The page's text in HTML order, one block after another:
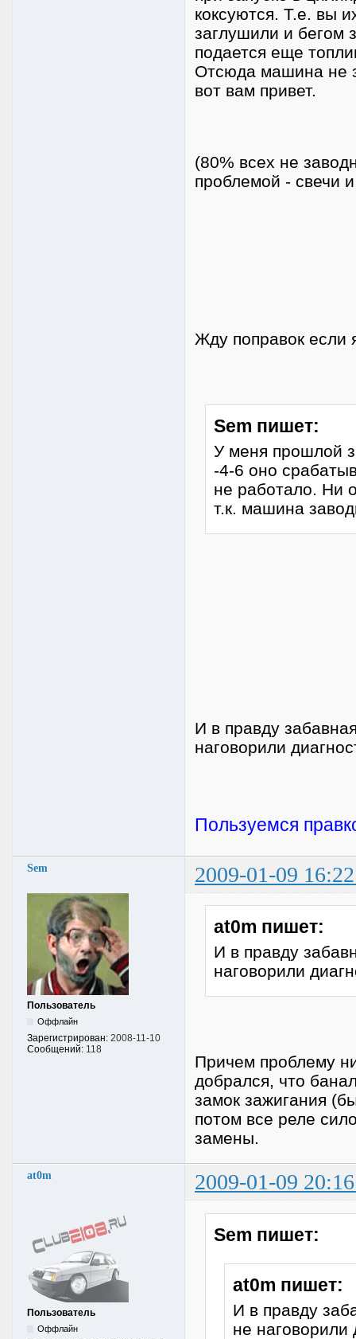
коксуются. Т.е. вы
заглушили и бегом
подается еще
Отсюда машина не
вот вам привет.
(80% всех не
проблемой - свечи
Жду поправок если
Sem пишет:
У меня прошлой
-4-6 оно
не работало. Ни
т.к. машина
И в правду
наговорили
Пользуемся
Sem 2009-01-09
Пользователь
Оффлайн
Зарегистрирован: 2008-11-10
Сообщений: 118
at0m пишет:
И в правду
наговорили
Причем проблему
добрался, что
замок зажигания
потом все реле
замены.
at0m 2009-01-09
Пользователь
Оффлайн
Sem пишет:
at0m пишет:
И в правду
не наговорили